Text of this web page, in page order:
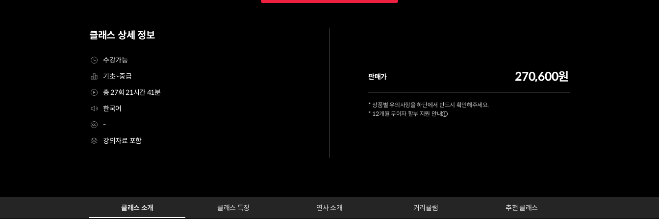
클래스 상세 정보
수강가능
기초~중급
총 27회 21시간 41분
한국어
-
강의자료 포함
판매가 270,600원
* 상품별 유의사항을 하단에서 반드시 확인해주세요.
* 12개월 무이자 할부 지원 안내
Configuration Information Shortcuts클래스 소개 클래스 특징 연사 소개 커리큘럼
추천 클래스